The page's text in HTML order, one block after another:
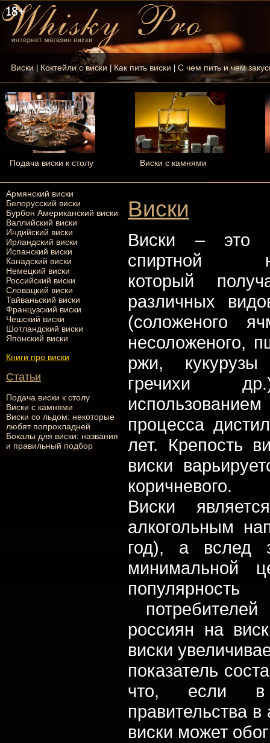
Виски| Коктейли с виски |Как пить виски С чем пить и чем
Подача виски к столу Виски с камнями
Армянский виски
Белорусский виски
Бурбон Американский виски
Валлийский виски
Индийский виски
Ирландский виски
Испанский виски
Канадский виски
Немецкий виски
Российский виски
Словацкий виски
Тайваньский виски
Французский виски
Чешский виски
Шотландский виски
Японский виски
Книги про виски
Статьи
Подача виски к столу
Виски с камнями
Виски со льдом: некоторые
любят попрохладней
Бокалы для виски: названия
и правильный подбор
Виски
Виски – это
спиртной
который
различных
(соложеного
несоложеного,
ржи, кукурузы
гречихи
использованием
процесса
лет. Крепость
виски
коричневого.
Виски
алкогольным
год), а вслед
минимальной
россиян на
виски
показатель
что, если в
правительства
виски может